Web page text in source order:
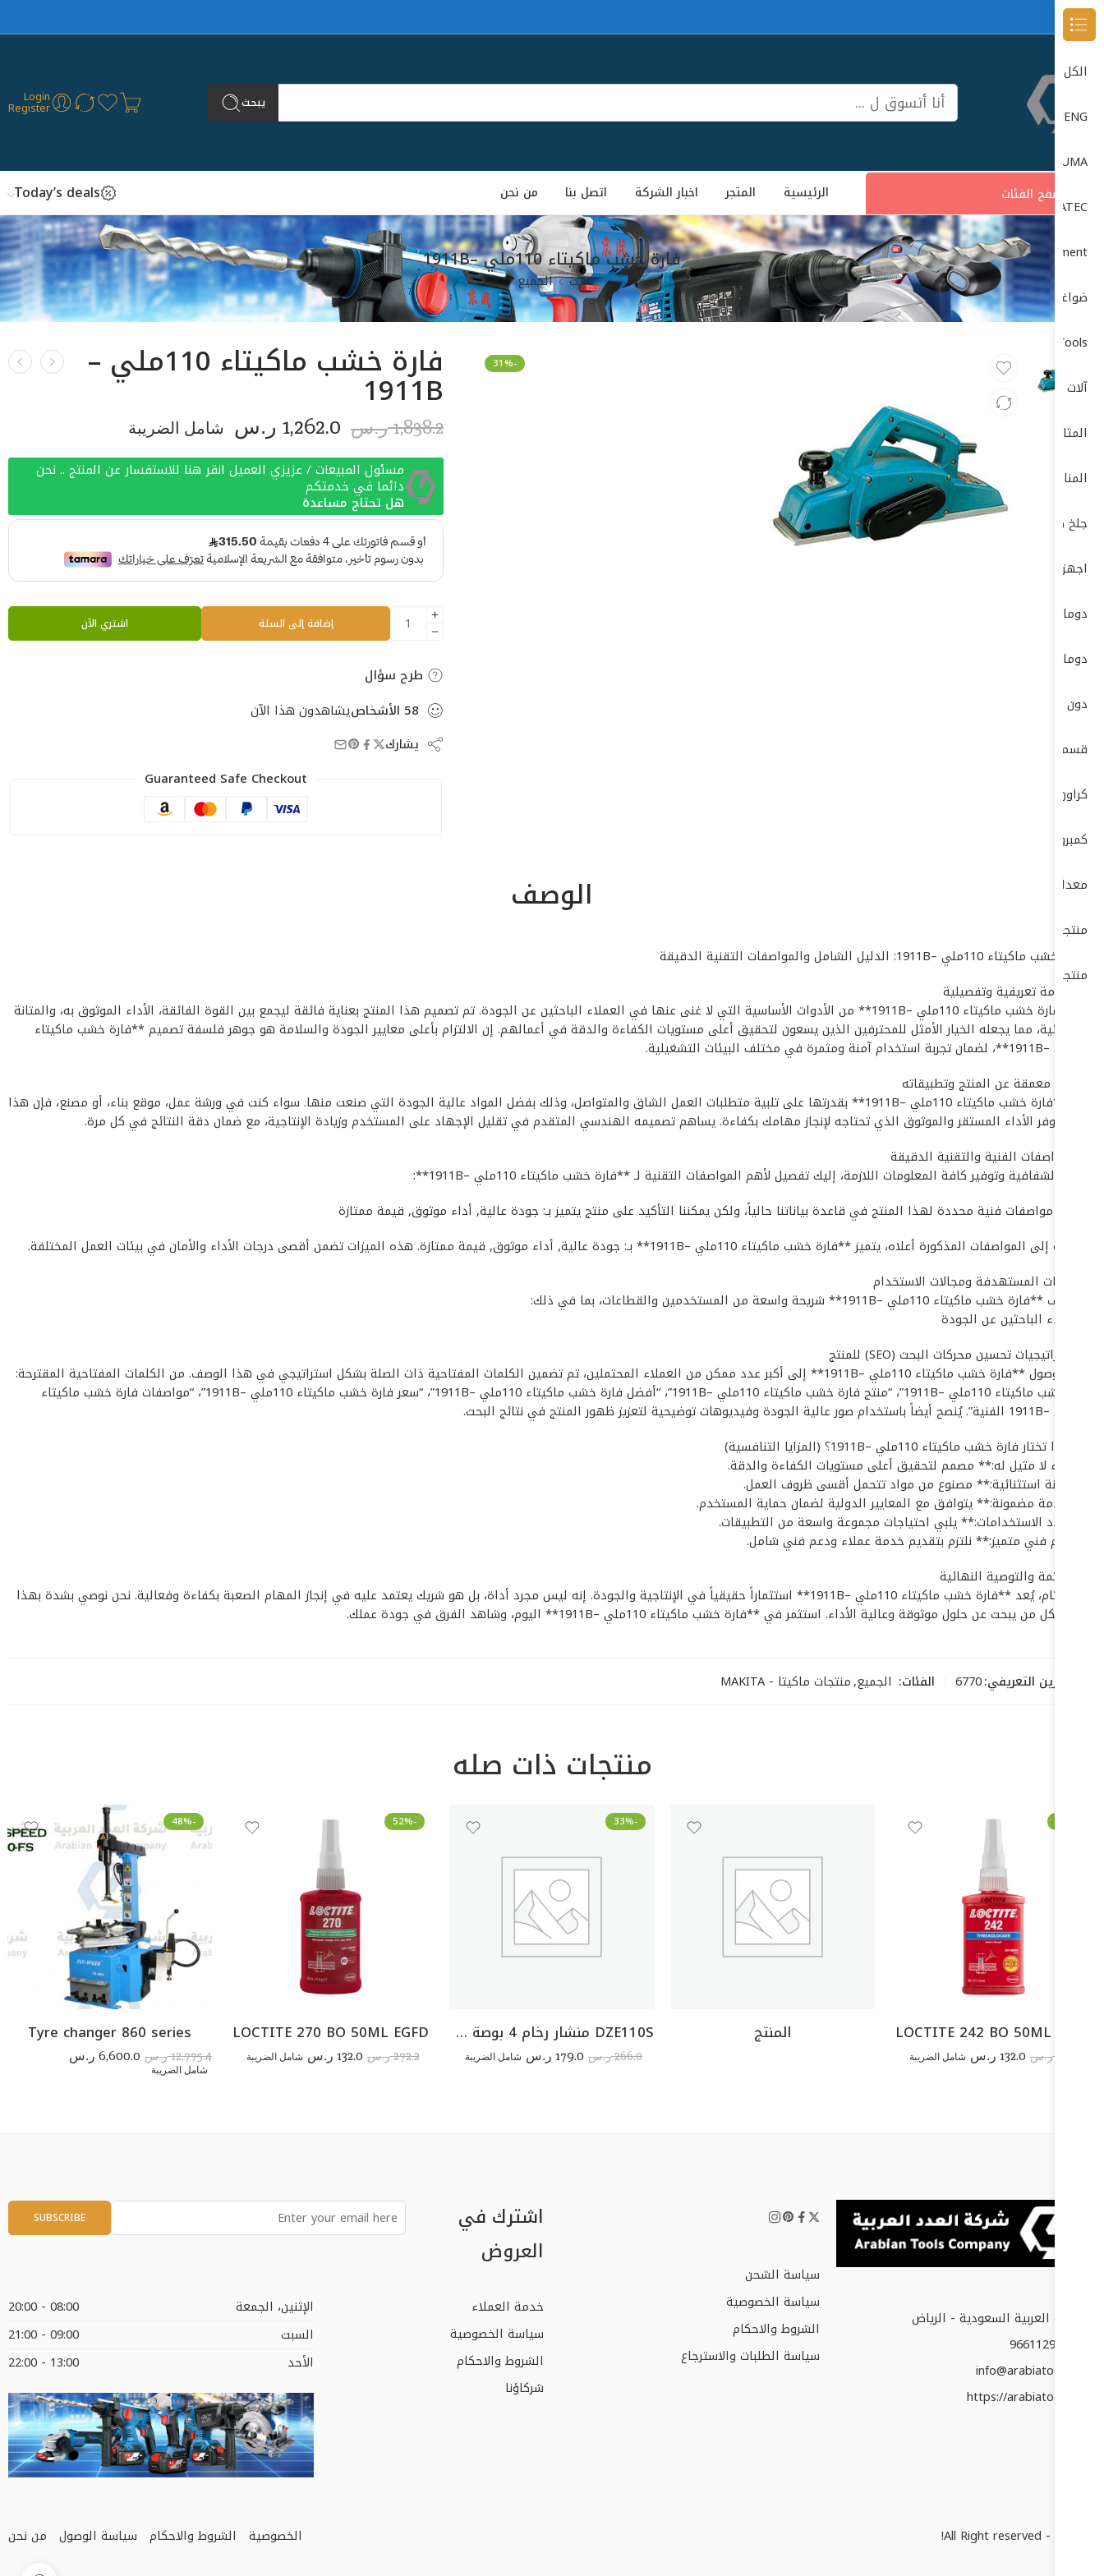
يبحث Login
Register
تصفح الفئات الرئيسية المتجر اخبار الشركة اتصل بنا من نحن Today’s deals
فارة خشب ماكيتاء 110ملي –1911B
بيت الجميع
-31% فارة خشب ماكيتاء 110ملي –
1911B
1,838.2 ر.س 1,262.0 ر.س شامل الضريبة
مسئول المبيعات / عزيزي العميل انقر هنا للاستفسار عن المنتج .. نحن
دائما في خدمتكم
هل تحتاج مساعدة
إضافة إلى السلة اشتري الآن
طرح سؤال
58 الأشخاصيشاهدون هذا الآن
يشارك
Guaranteed Safe Checkout
الوصف
# فارة خشب ماكيتاء 110ملي –1911B: الدليل الشامل والمواصفات التقنية الدقيقة
## مقدمة تعريفية وتفصيلية
تُعد **فارة خشب ماكيتاء 110ملي –1911B** من الأدوات الأساسية التي لا غنى عنها في العملاء الباحثين عن الجودة. تم تصميم هذا المنتج بعناية فائقة ليجمع بين القوة الفائقة، الأداء الموثوق به، والمتانة
الاستثنائية، مما يجعله الخيار الأمثل للمحترفين الذين يسعون لتحقيق أعلى مستويات الكفاءة والدقة في أعمالهم. إن الالتزام بأعلى معايير الجودة والسلامة هو جوهر فلسفة تصميم **فارة خشب ماكيتاء
## نبذة معمقة عن المنتج وتطبيقاته
تتميز **فارة خشب ماكيتاء 110ملي –1911B** بقدرتها على تلبية متطلبات العمل الشاق والمتواصل، وذلك بفضل المواد عالية الجودة التي صنعت منها. سواء كنت في ورشة عمل، موقع بناء، أو مصنع، فإن هذا
المنتج يوفر الأداء المستقر والموثوق الذي تحتاجه لإنجاز مهامك بكفاءة. يساهم تصميمه الهندسي المتقدم في تقليل الإجهاد على المستخدم وزيادة الإنتاجية، مع ضمان دقة النتائج في كل مرة.
## المواصفات الفنية والتقنية الدقيقة
لضمان الشفافية وتوفير كافة المعلومات اللازمة، إليك تفصيل لأهم المواصفات التقنية لـ **فارة خشب ماكيتاء 110ملي –1911B**:
لا تتوفر مواصفات فنية محددة لهذا المنتج في قاعدة بياناتنا حالياً، ولكن يمكننا التأكيد على منتج يتميز بـ: جودة عالية, أداء موثوق, قيمة ممتازة
بالإضافة إلى المواصفات المذكورة أعلاه، يتميز **فارة خشب ماكيتاء 110ملي –1911B** بـ: جودة عالية, أداء موثوق, قيمة ممتازة. هذه الميزات تضمن أقصى درجات الأداء والأمان في بيئات العمل المختلفة.
## الفئات المستهدفة ومجالات الاستخدام
يستهدف **فارة خشب ماكيتاء 110ملي –1911B** شريحة واسعة من المستخدمين والقطاعات، بما في ذلك:
* العملاء الباحثين عن الجودة
## استراتيجيات تحسين محركات البحث (SEO) للمنتج
لضمان وصول **فارة خشب ماكيتاء 110ملي –1911B** إلى أكبر عدد ممكن من العملاء المحتملين، تم تضمين الكلمات المفتاحية ذات الصلة بشكل استراتيجي في هذا الوصف. من الكلمات المفتاحية المقترحة:
“فارة خشب ماكيتاء 110ملي –1911B”، “منتج فارة خشب ماكيتاء 110ملي –1911B”، “أفضل فارة خشب ماكيتاء 110ملي –1911B”، “سعر فارة خشب ماكيتاء 110ملي –1911B”، “مواصفات فارة خشب ماكيتاء
## لماذا تختار فارة خشب ماكيتاء 110ملي –1911B؟ (المزايا التنافسية)
* **أداء لا مثيل له:** مصمم لتحقيق أعلى مستويات الكفاءة والدقة.
* **متانة استثنائية:** مصنوع من مواد تتحمل أقسى ظروف العمل.
* **سلامة مضمونة:** يتوافق مع المعايير الدولية لضمان حماية المستخدم.
* **تعدد الاستخدامات:** يلبي احتياجات مجموعة واسعة من التطبيقات.
* **دعم فني متميز:** نلتزم بتقديم خدمة عملاء ودعم فني شامل.
## الخاتمة والتوصية النهائية
في الختام، يُعد **فارة خشب ماكيتاء 110ملي –1911B** استثماراً حقيقياً في الإنتاجية والجودة. إنه ليس مجرد أداة، بل هو شريك يعتمد عليه في إنجاز المهام الصعبة بكفاءة وفعالية. نحن نوصي بشدة بهذا
المنتج لكل من يبحث عن حلول موثوقة وعالية الأداء. استثمر في **فارة خشب ماكيتاء 110ملي –1911B** اليوم، وشاهد الفرق في جودة عملك.
رمز التخزين التعريفي:6770 الفئات: الجميع,منتجات ماكيتا - MAKITA
منتجات ذات صله
LOCTITE 242 BO 50ML EGFD
ر.س 132.0 ر.س شامل الضريبة
المنتج
-33%
DZE110S منشار رخام 4 بوصة 1400 واط Marble Cutter 1400W/110mm (4″) دون شون
266.0 ر.س 179.0 ر.س شامل الضريبة
-52%
LOCTITE 270 BO 50ML EGFD
272.2 ر.س 132.0 ر.س شامل الضريبة
-48%
Tyre changer 860 series
12,775.4 ر.س 6,600.0 ر.س
شامل الضريبة
المملكة العربية السعودية - الرياض
info@arabiatools.com
https://arabiatools.com
سياسة الشحن
سياسة الخصوصية
الشروط والاحكام
سياسة الطلبات والاسترجاع
اشترك في
العروض
خدمة العملاء
سياسة الخصوصية
الشروط والاحكام
شركاؤنا
الإثنين، الجمعة
08:00 - 20:00
السبت
09:00 - 21:00
الأحد
13:00 - 22:00
الخصوصية الشروط والاحكام سياسة الوصول من نحن
الكل
DONG CHENG دون شون
DUMA
DUMATEC
Garage Equipment (معدات الورش)
ضواغط الهواء (Air Compressors)
Power Tools (الأدوات الكهربائية)
آلات الصنفرة (Sanders)
المثاقب الكهربائية (Drills)
المناشير الكهربائية (Saws)
جلخ صاروخ
اجهزة-كهربائية-وضغط-عالي
دوما
دوماتيك
دون شون DONG CHENG
قسم الكهرباء ELECTRIC DEP
كراون- CROWN
كمبروسرات + طرمبات
معدات البناشر ومراكز الصيانة
منتجات بوش – BOSCH
منتجات ماكيتا – MAKITA